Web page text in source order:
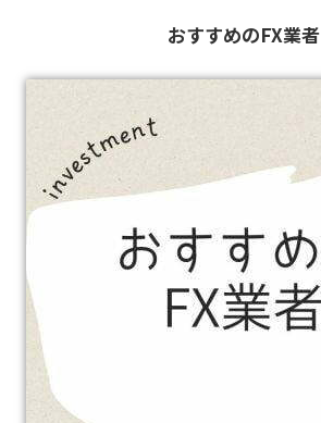
おすすめのFX業者